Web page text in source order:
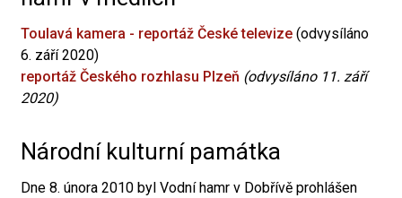
Toulavá kamera - reportáž České televize (odvysíláno
6. září 2020)
reportáž Českého rozhlasu Plzeň (odvysíláno 11. září
2020)
Národní kulturní památka
Dne 8. února 2010 byl Vodní hamr v Dobřívě prohlášen